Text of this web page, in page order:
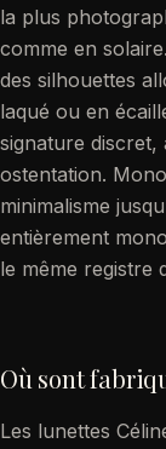
la plus
comme en
des silhouettes
laqué ou en
signature discret,
ostentation.
minimalisme
entièrement
le même registre
Où sont
Les lunettes